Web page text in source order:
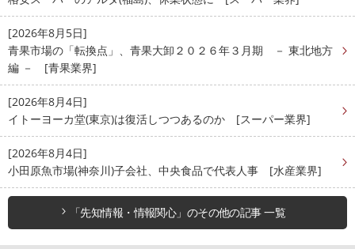
[2026年8月5日]
青果市場の「転換点」、青果大卸２０２６年３月期 － 東北地方
編 － [青果業界]
[2026年8月4日]
イトーヨーカ堂(東京)は復活しつつあるのか [スーパー業界]
[2026年8月4日]
小田原魚市場(神奈川)子会社、中央食品で代表人事 [水産業界]
「先知情報・情報関心」のその他の記事 一覧